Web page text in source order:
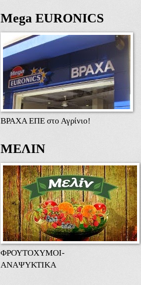
Mega EURONICS
ΒΡΑΧΑ ΕΠΕ στο Αγρίνιο!
ΜΕΛΙΝ
ΦΡΟΥΤΟΧΥΜΟΙ-
ΑΝΑΨΥΚΤΙΚΑ